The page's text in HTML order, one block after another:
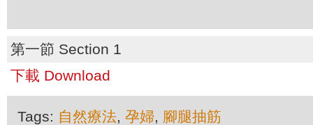
第一節 Section 1
下載 Download
Tags: 自然療法, 孕婦, 腳腿抽筋